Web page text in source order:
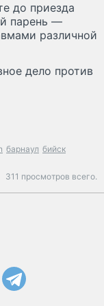
до приезда
парень —
различной
дело против
барнаул бийск
311 просмотров всего.